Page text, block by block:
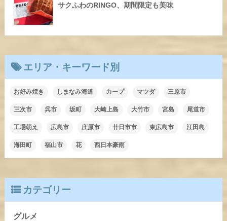
サクふわのRINGO、期間限定も美味
エリア・キーワード別
お好み焼き しまなみ海道 カープ マツダ 三原市
三次市 呉市 坂町 大崎上島 大竹市 宮島 尾道市
工場萌え 広島市 庄原市 廿日市市 東広島市 江田島
海田町 福山市 花 西日本豪雨
カテゴリー
グルメ